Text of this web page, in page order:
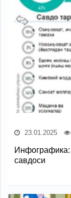
23.01.2025
Инфографика:
савдоси